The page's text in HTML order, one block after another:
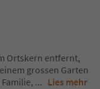
Ortskern entfernt,
grossen Garten
... Lies mehr